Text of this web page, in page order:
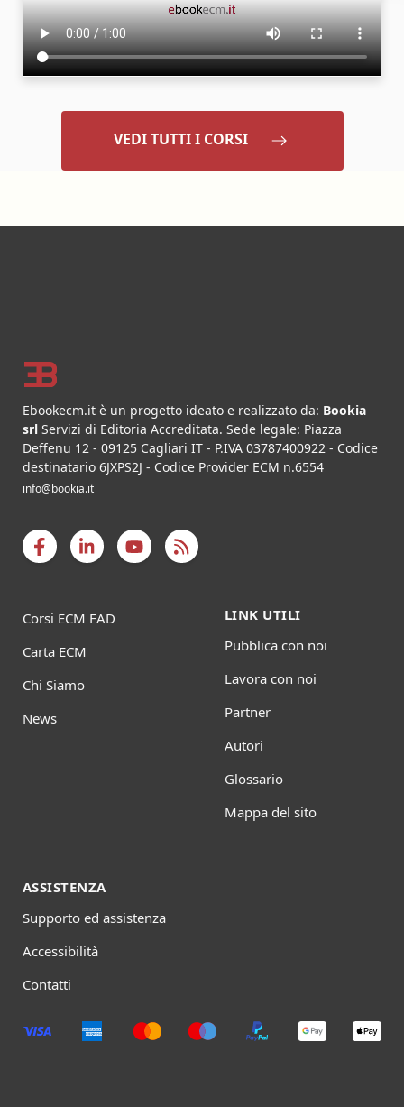
VEDI TUTTI I CORSI
Ebookecm.it è un progetto ideato e realizzato da: Bookia
srl Servizi di Editoria Accreditata. Sede legale: Piazza
Deffenu 12 - 09125 Cagliari IT - P.IVA 03787400922 - Codice
destinatario 6JXPS2J - Codice Provider ECM n.6554
info@bookia.it
Corsi ECM FAD
Carta ECM
Chi Siamo
News
LINK UTILI
Pubblica con noi
Lavora con noi
Partner
Autori
Glossario
Mappa del sito
ASSISTENZA
Supporto ed assistenza
Accessibilità
Contatti